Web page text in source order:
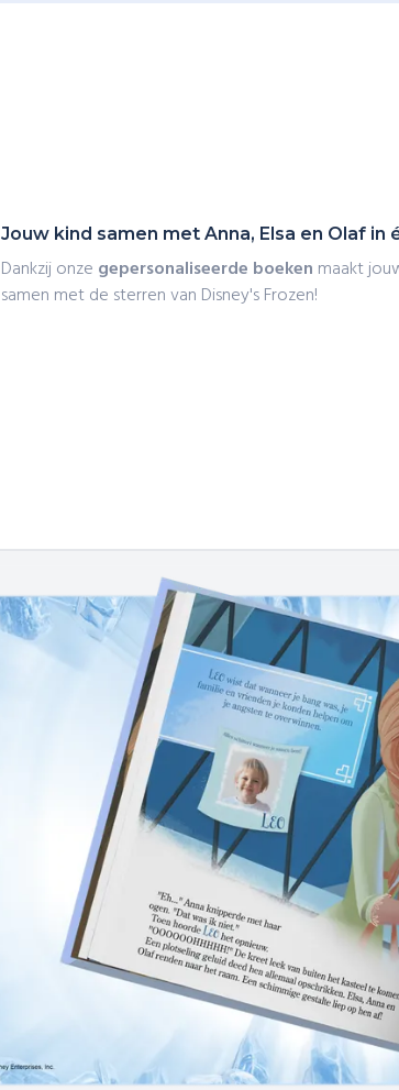
Jouw kind samen met Anna, Elsa en Olaf in
Dankzij onze gepersonaliseerde boeken maakt
samen met de sterren van Disney's Frozen!